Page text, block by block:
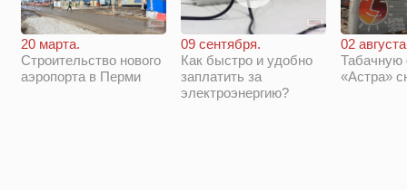
20 марта.
Строительство нового
аэропорта в Перми
09 сентября.
Как быстро и удобно
заплатить за
электроэнергию?
02
Табачную
«Астра»